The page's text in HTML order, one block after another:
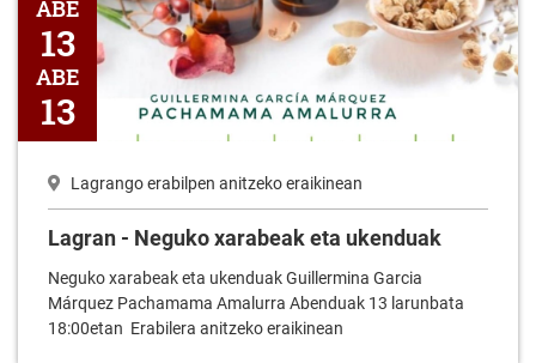
ABE
13
ABE
13
Lagrango erabilpen anitzeko eraikinean
Lagran - Neguko xarabeak eta ukenduak
Neguko xarabeak eta ukenduak Guillermina Garcia
Márquez Pachamama Amalurra Abenduak 13 larunbata
18:00etan Erabilera anitzeko eraikinean